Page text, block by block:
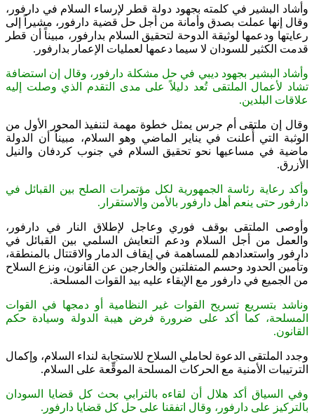
وأشاد البشير في كلمته بجهود دولة قطر لإرساء السلام في دارفور،
وقال إنها عملت بصدق وأمانة من أجل حل قضية دارفور، مشيراً إلى
رعايتها ودعمها لوثيقة الدوحة لتحقيق السلام بدارفور، مبيناً أن قطر
قدمت الكثير للسودان لا سيما دعمها لعمليات الإعمار بدارفور.
وأشاد البشير بجهود ديبي في حل مشكلة دارفور، وقال إن استضافة
تشاد لأعمال الملتقى تُعد دليلاً على مدى التقدم الذي وصلت إليه
علاقات البلدين.
وقال إن ملتقى أم جرس يمثل خطوة مهمة لتنفيذ المحور الأول من
الوثبة التي أُعلنت في يناير الماضي وهو السلام، مبيناً أن الدولة
ماضية في مساعيها نحو تحقيق السلام في جنوب كردفان والنيل
الأزرق.
وأكد رعاية رئاسة الجمهورية لكل مؤتمرات الصلح بين القبائل في
دارفور حتى ينعم أهل دارفور بالأمن والاستقرار.
وأوصى الملتقى بوقف فوري وعاجل لإطلاق النار في دارفور،
والعمل من أجل السلام ودعم التعايش السلمي بين القبائل في
دارفور واستعدادهم للمساهمة في إيقاف الدمار والاقتتال بالمنطقة،
وتأمين الحدود وحسم المتفلتين والخارجين عن القانون، ونزع السلاح
من الجميع في دارفور مع الإبقاء عليه بيد القوات المسلحة.
وناشد بتسريع تسريح القوات غير النظامية أو دمجها في القوات
المسلحة، كما أكد على ضرورة فرض هيبة الدولة وسيادة حكم
القانون.
وجدد الملتقى الدعوة لحاملي السلاح للاستجابة لنداء السلام، وإكمال
الترتيبات الأمنية مع الحركات المسلحة الموقِّعة على السلام.
وفي السياق أكد هلال أن لقاءه بالترابي بحث كل قضايا السودان
بالتركيز على دارفور، وقال اتفقنا على حل كل قضايا دارفور.